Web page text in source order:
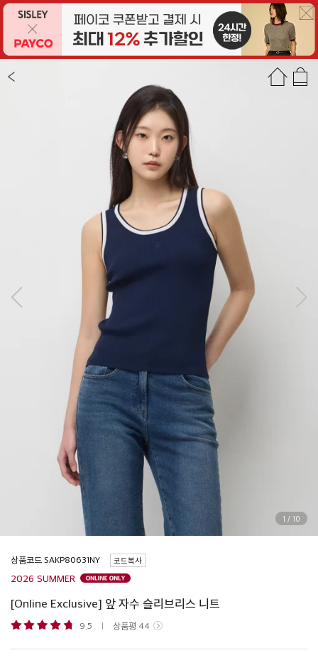
상품정보 상품평(44) 추천상품
1 / 10
상품코드 코드복사
2026 SUMMER
[Online Exclusive] 앞 자수 슬리브리스 니트
9.5 상품평 44